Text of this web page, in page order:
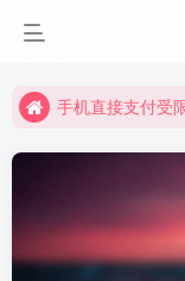
手机直接支付受
手机直接支付受
完整大河剧资源